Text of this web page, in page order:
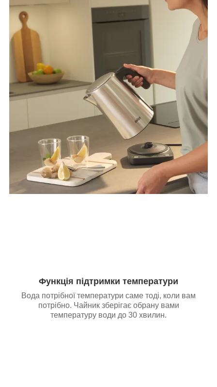
Функція підтримки температури
Вода потрібної температури саме тоді, коли вам
потрібно. Чайник зберігає обрану вами
температуру води до 30 хвилин.